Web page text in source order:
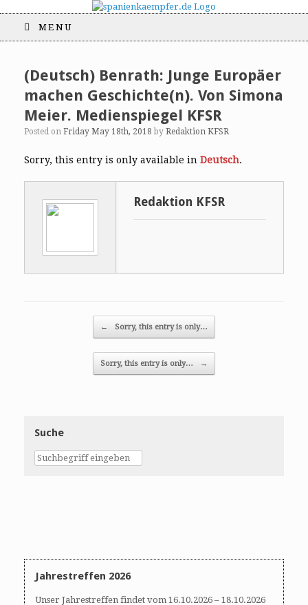
MENU
(Deutsch) Benrath: Junge Europäer
machen Geschichte(n). Von Simona
Meier. Medienspiegel KFSR
Posted on Friday May 18th, 2018 by Redaktion KFSR
Sorry, this entry is only available in Deutsch.
Redaktion KFSR
← Sorry, this entry is only…
Sorry, this entry is only… →
Suche
Jahrestreffen 2026
Unser Jahrestreffen findet vom 16.10.2026 – 18.10.2026